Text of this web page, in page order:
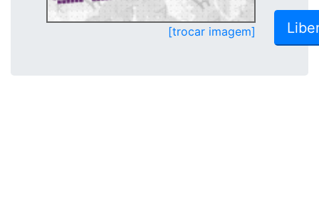
[trocar imagem]